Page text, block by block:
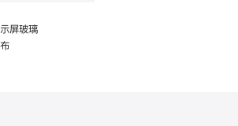
屏玻璃